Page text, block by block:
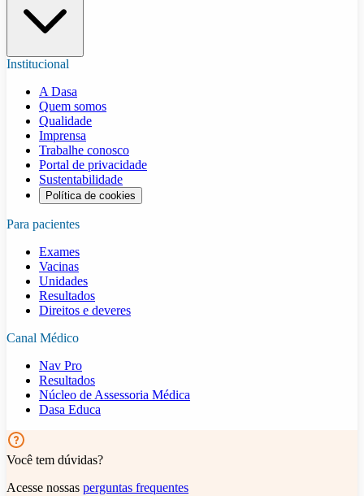
Institucional
A Dasa
Quem somos
Qualidade
Imprensa
Trabalhe conosco
Portal de privacidade
Sustentabilidade
Política de cookies
Para pacientes
Exames
Vacinas
Unidades
Resultados
Direitos e deveres
Canal Médico
Nav Pro
Resultados
Núcleo de Assessoria Médica
Dasa Educa
Você tem dúvidas?
Acesse nossas perguntas frequentes